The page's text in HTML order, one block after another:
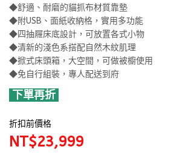
◆舒適、耐磨的貓抓布材質靠墊
◆附USB、面紙收納格，實用多功能
◆四抽屜床底設計，可放置各式小物
◆清新的淺色系搭配自然木紋肌理
◆掀式床頭箱，大空間，可做被櫥使用
◆免自行組裝，專人配送到府
下單再折
折扣前價格
NT$23,999